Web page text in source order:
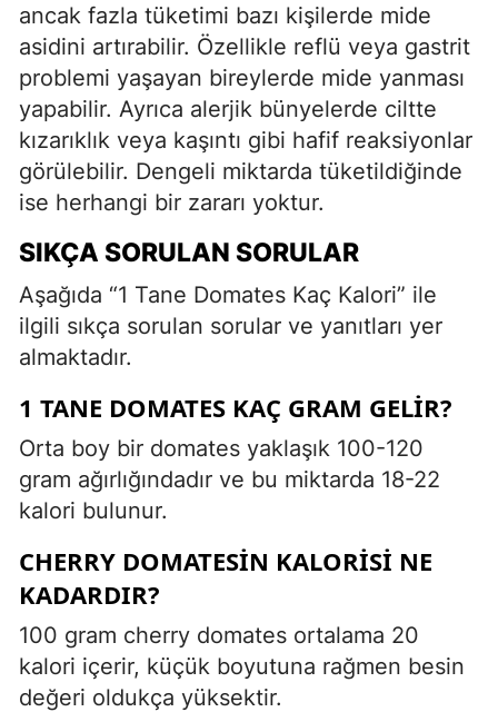
ancak fazla tüketimi bazı kişilerde mide
asidini artırabilir. Özellikle reflü veya gastrit
problemi yaşayan bireylerde mide yanması
yapabilir. Ayrıca alerjik bünyelerde ciltte
kızarıklık veya kaşıntı gibi hafif reaksiyonlar
görülebilir. Dengeli miktarda tüketildiğinde
ise herhangi bir zararı yoktur.
SIKÇA SORULAN SORULAR
Aşağıda “1 Tane Domates Kaç Kalori” ile
ilgili sıkça sorulan sorular ve yanıtları yer
almaktadır.
1 TANE DOMATES KAÇ GRAM GELIR?
Orta boy bir domates yaklaşık 100-120
gram ağırlığındadır ve bu miktarda 18-22
kalori bulunur.
CHERRY DOMATESIN KALORISI NE
KADARDIR?
100 gram cherry domates ortalama 20
kalori içerir, küçük boyutuna rağmen besin
değeri oldukça yüksektir.